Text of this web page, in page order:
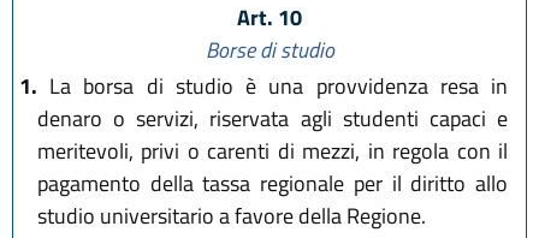
Art. 10
Borse di studio
1. La borsa di studio è una provvidenza resa in
denaro o servizi, riservata agli studenti capaci e
meritevoli, privi o carenti di mezzi, in regola con il
pagamento della tassa regionale per il diritto allo
studio universitario a favore della Regione.